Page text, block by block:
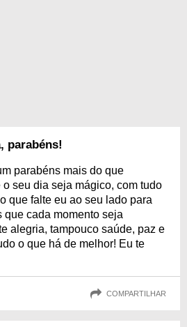
parabéns!
parabéns mais do que
seu dia seja mágico, com tudo
que falte eu ao seu lado para
que cada momento seja
alegria, tampouco saúde, paz e
o que há de melhor! Eu te
COMPARTILHAR